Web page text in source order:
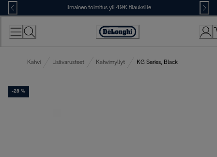
Skip
to
Content
Ilmainen toimitus yli 49€ tilauksille
Accessibility
Kahvi Lisävarusteet Kahvimyllyt KG Series, Black
-28 %